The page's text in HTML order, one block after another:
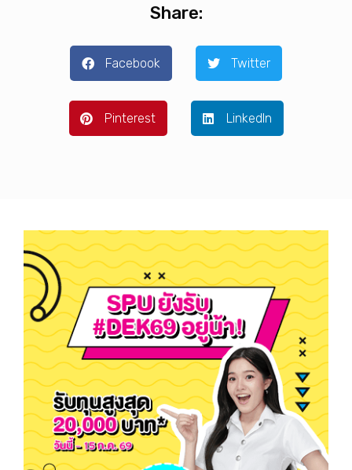
Share:
Facebook Twitter
Pinterest LinkedIn